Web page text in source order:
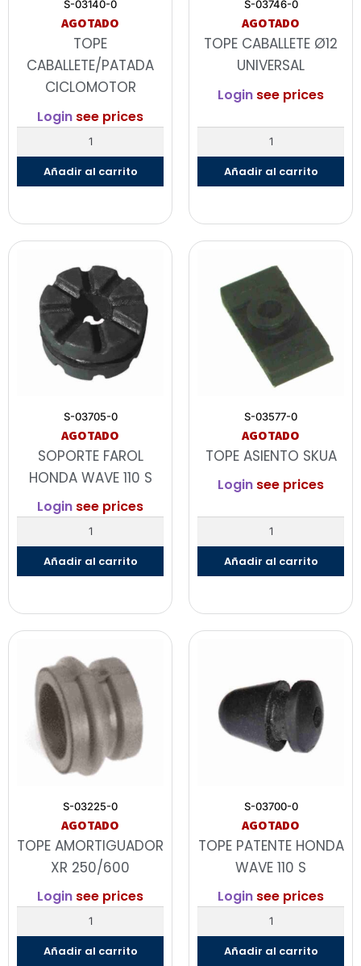
S-03140-0
AGOTADO
TOPE
CABALLETE/PATADA
CICLOMOTOR
Login see prices
Añadir al carrito
S-03746-0
AGOTADO
TOPE CABALLETE Ø12
UNIVERSAL
Login see prices
Añadir al carrito
S-03705-0
AGOTADO
SOPORTE FAROL
HONDA WAVE 110 S
Login see prices
Añadir al carrito
S-03577-0
AGOTADO
TOPE ASIENTO SKUA
Login see prices
Añadir al carrito
S-03225-0
AGOTADO
TOPE AMORTIGUADOR
XR 250/600
Login see prices
Añadir al carrito
S-03700-0
AGOTADO
TOPE PATENTE HONDA
WAVE 110 S
Login see prices
Añadir al carrito